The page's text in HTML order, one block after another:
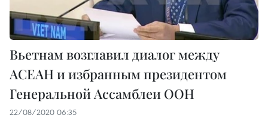
Вьетнам возглавил диалог между
АСЕАН и избранным президентом
Генеральной Ассамблеи ООН
22/08/2020 06:35